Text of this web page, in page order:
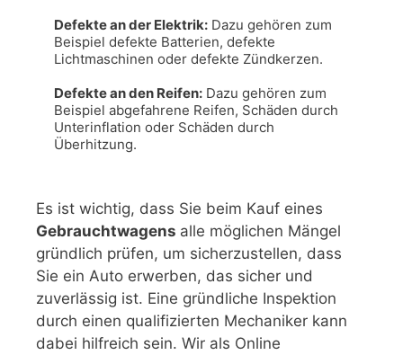
Defekte an der Elektrik: Dazu gehören zum
Beispiel defekte Batterien, defekte
Lichtmaschinen oder defekte Zündkerzen.
Defekte an den Reifen: Dazu gehören zum
Beispiel abgefahrene Reifen, Schäden durch
Unterinflation oder Schäden durch
Überhitzung.
Es ist wichtig, dass Sie beim Kauf eines
Gebrauchtwagens alle möglichen Mängel
gründlich prüfen, um sicherzustellen, dass
Sie ein Auto erwerben, das sicher und
zuverlässig ist. Eine gründliche Inspektion
durch einen qualifizierten Mechaniker kann
dabei hilfreich sein. Wir als Online